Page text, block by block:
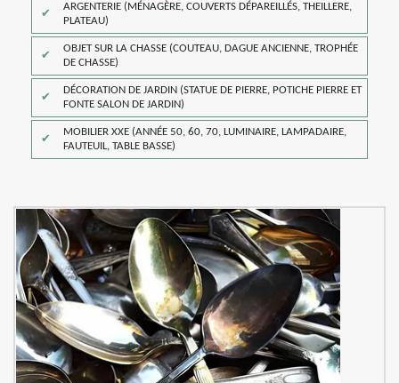
ARGENTERIE (MÉNAGÈRE, COUVERTS DÉPAREILLÉS, THEILLERE,
PLATEAU)
OBJET SUR LA CHASSE (COUTEAU, DAGUE ANCIENNE, TROPHÉE
DE CHASSE)
DÉCORATION DE JARDIN (STATUE DE PIERRE, POTICHE PIERRE ET
FONTE SALON DE JARDIN)
MOBILIER XXE (ANNÉE 50, 60, 70, LUMINAIRE, LAMPADAIRE,
FAUTEUIL, TABLE BASSE)